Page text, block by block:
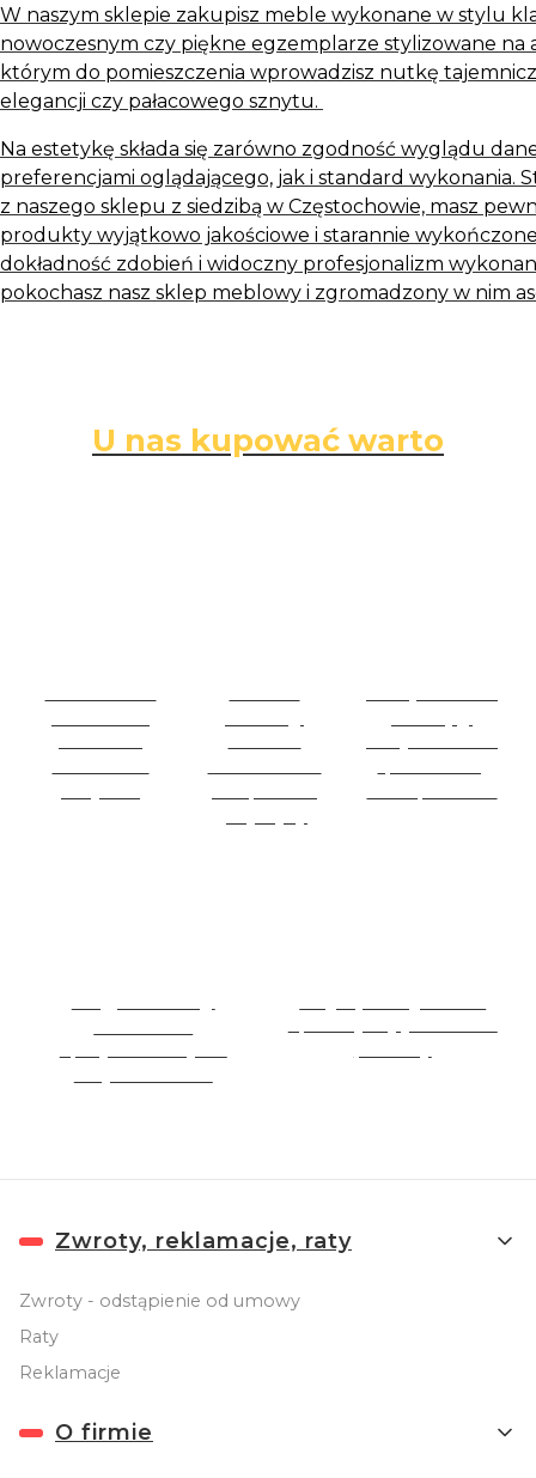
W naszym sklepie zakupisz meble wykonane w stylu
nowoczesnym czy piękne egzemplarze stylizowane na
którym do pomieszczenia wprowadzisz nutkę
elegancji czy pałacowego sznytu.
Na estetykę składa się zarówno zgodność wyglądu
preferencjami oglądającego, jak i standard wykonania.
z naszego sklepu z siedzibą w Częstochowie, masz
produkty wyjątkowo jakościowe i starannie
dokładność zdobień i widoczny profesjonalizm
pokochasz nasz sklep meblowy i zgromadzony w nim
U nas kupować warto
Linki w stopce
Zwroty, reklamacje, raty
Zwroty - odstąpienie od umowy
Raty
Reklamacje
O firmie